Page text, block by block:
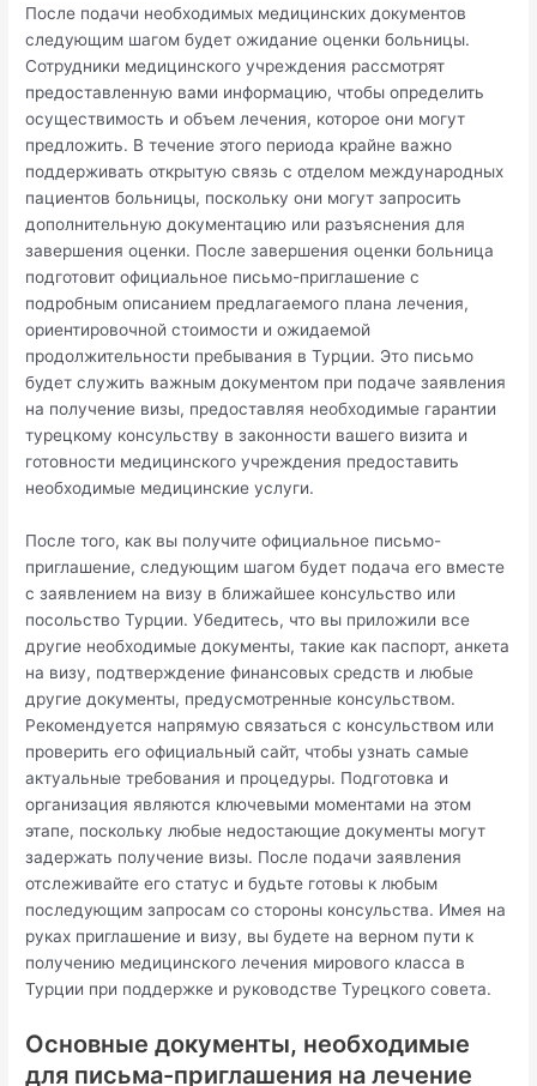
После подачи необходимых медицинских документов
следующим шагом будет ожидание оценки больницы.
Сотрудники медицинского учреждения рассмотрят
предоставленную вами информацию, чтобы определить
осуществимость и объем лечения, которое они могут
предложить. В течение этого периода крайне важно
поддерживать открытую связь с отделом международных
пациентов больницы, поскольку они могут запросить
дополнительную документацию или разъяснения для
завершения оценки. После завершения оценки больница
подготовит официальное письмо-приглашение с
подробным описанием предлагаемого плана лечения,
ориентировочной стоимости и ожидаемой
продолжительности пребывания в Турции. Это письмо
будет служить важным документом при подаче заявления
на получение визы, предоставляя необходимые гарантии
турецкому консульству в законности вашего визита и
готовности медицинского учреждения предоставить
необходимые медицинские услуги.
После того, как вы получите официальное письмо-
приглашение, следующим шагом будет подача его вместе
с заявлением на визу в ближайшее консульство или
посольство Турции. Убедитесь, что вы приложили все
другие необходимые документы, такие как паспорт, анкета
на визу, подтверждение финансовых средств и любые
другие документы, предусмотренные консульством.
Рекомендуется напрямую связаться с консульством или
проверить его официальный сайт, чтобы узнать самые
актуальные требования и процедуры. Подготовка и
организация являются ключевыми моментами на этом
этапе, поскольку любые недостающие документы могут
задержать получение визы. После подачи заявления
отслеживайте его статус и будьте готовы к любым
последующим запросам со стороны консульства. Имея на
руках приглашение и визу, вы будете на верном пути к
получению медицинского лечения мирового класса в
Турции при поддержке и руководстве Турецкого совета.
Основные документы, необходимые
для письма-приглашения на лечение